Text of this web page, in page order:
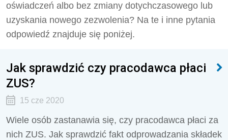
oświadczeń albo bez zmiany dotychczasowego lub
uzyskania nowego zezwolenia? Na te i inne pytania
odpowiedź znajduje się poniżej.
Jak sprawdzić czy pracodawca płaci
ZUS?
15 cze 2020
Wiele osób zastanawia się, czy pracodawca płaci za
nich ZUS. Jak sprawdzić fakt odprowadzania składek